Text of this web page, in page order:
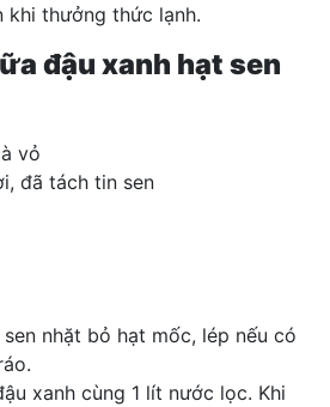
khi thưởng thức lạnh.
đậu xanh hạt sen
vỏ
đã tách tin sen
nhặt bỏ hạt mốc, lép nếu có
xanh cùng 1 lít nước lọc. Khi